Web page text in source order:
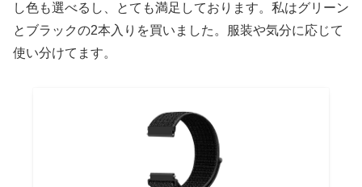
し色も選べるし、とても満足しております。私はグリーン
とブラックの2本入りを買いました。服装や気分に応じて
使い分けてます。